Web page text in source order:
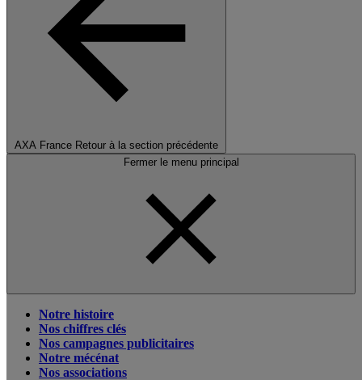
AXA France Retour à la section précédente
Fermer le menu principal
Notre histoire
Nos chiffres clés
Nos campagnes publicitaires
Notre mécénat
Nos associations